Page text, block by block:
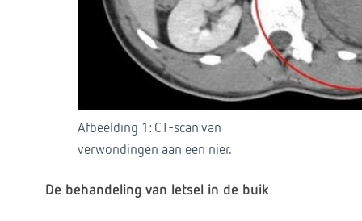
Afbeelding 1: CT-scan van
verwondingen aan een nier.
De behandeling van letsel in de buik